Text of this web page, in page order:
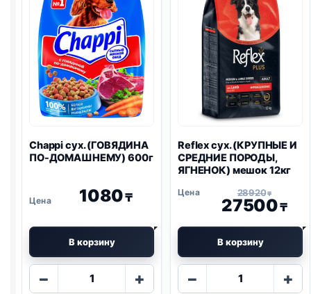
Chappi сух. (ГОВЯДИНА
ПО-ДОМАШНЕМУ) 600г
1080₸
В корзину
−
Количество
+
Reflex сух. (КРУПНЫЕ И
СРЕДНИЕ ПОРОДЫ,
ЯГНЕНОК) мешок 12кг
28920₸
27500₸
В корзину
−
Количество
+